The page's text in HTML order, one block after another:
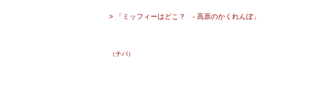
> 「ミッフィーはどこ？ - 高原のかくれんぼ」
（チバ）